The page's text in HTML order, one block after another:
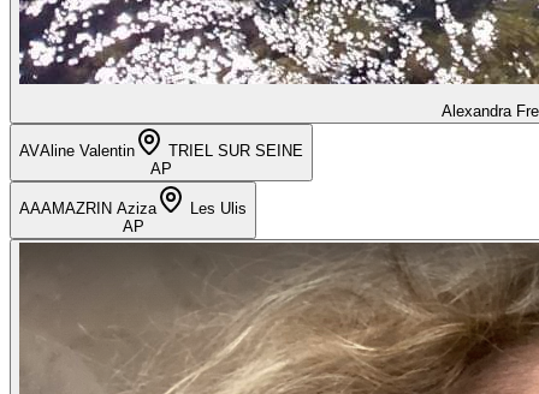
Alexandra
AVAline Valentin
TRIEL SUR SEINE
AP
AA AMAZRIN Aziza
Les Ulis
AP